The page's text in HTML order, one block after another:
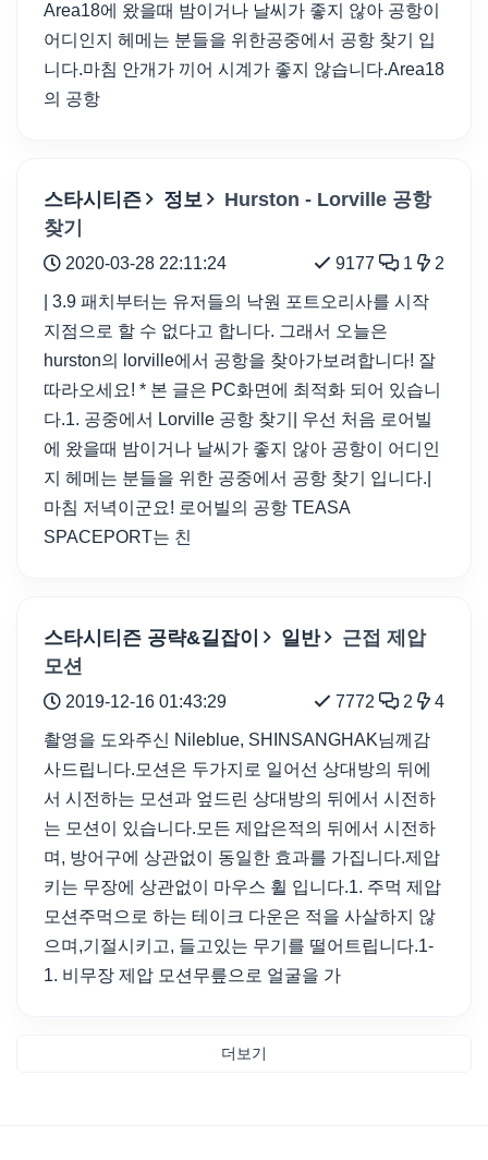
Area18에 왔을때 밤이거나 날씨가 좋지 않아 공항이
어디인지 헤메는 분들을 위한공중에서 공항 찾기 입
니다.마침 안개가 끼어 시계가 좋지 않습니다.Area18
의 공항
스타시티즌 정보
Hurston - Lorville 공항
찾기
2020-03-28 22:11:24 9177 1 2
| 3.9 패치부터는 유저들의 낙원 포트오리사를 시작
지점으로 할 수 없다고 합니다. 그래서 오늘은
hurston의 lorville에서 공항을 찾아가보려합니다! 잘
따라오세요! * 본 글은 PC화면에 최적화 되어 있습니
다.1. 공중에서 Lorville 공항 찾기| 우선 처음 로어빌
에 왔을때 밤이거나 날씨가 좋지 않아 공항이 어디인
지 헤메는 분들을 위한 공중에서 공항 찾기 입니다.|
마침 저녁이군요! 로어빌의 공항 TEASA
SPACEPORT는 친
스타시티즌 공략&길잡이 일반
근접 제압
모션
2019-12-16 01:43:29 7772 2 4
촬영을 도와주신 Nileblue, SHINSANGHAK님께감
사드립니다.모션은 두가지로 일어선 상대방의 뒤에
서 시전하는 모션과 엎드린 상대방의 뒤에서 시전하
는 모션이 있습니다.모든 제압은적의 뒤에서 시전하
며, 방어구에 상관없이 동일한 효과를 가집니다.제압
키는 무장에 상관없이 마우스 휠 입니다.1. 주먹 제압
모션주먹으로 하는 테이크 다운은 적을 사살하지 않
으며,기절시키고, 들고있는 무기를 떨어트립니다.1-
1. 비무장 제압 모션무릎으로 얼굴을 가
더보기